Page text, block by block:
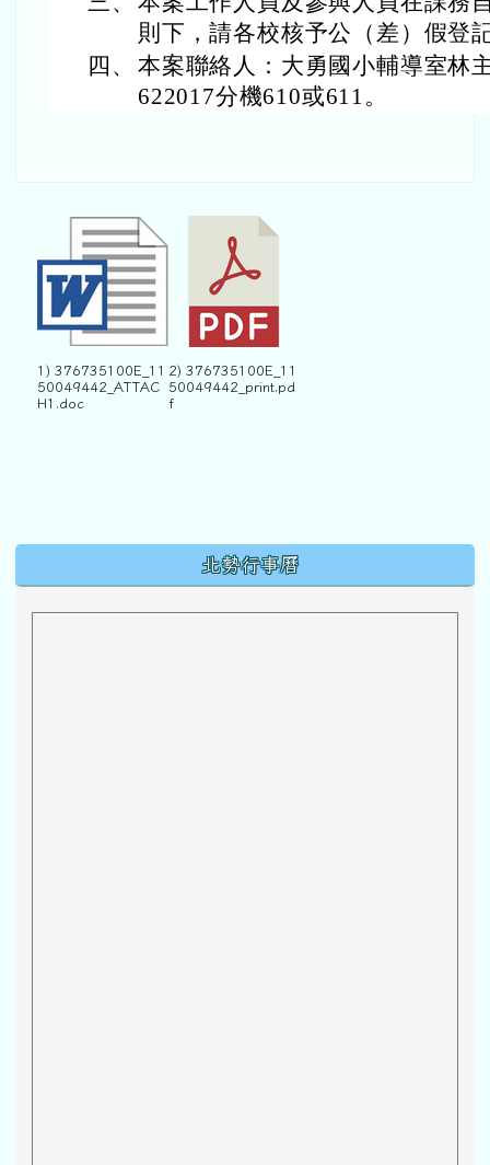
則下，請各校核予公（差）假登
四、 本案聯絡人：大勇國小輔導室林
622017分機610或611。
1) 376735100E_11
50049442_ATTAC
H1.doc
2) 376735100E_11
50049442_print.pd
f
北勢行事曆